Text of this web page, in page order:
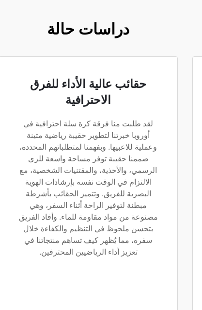
دراسات حالة
حقائب عالية الأداء للفرق
الاحترافية
لقد طلبت منا فرقة كرة سلة احترافية في
أوروبا خبرتنا لتطوير حقيبة رياضية متينة
وعملية للاعبيها. وبفهمنا لمتطلباتهم المحددة،
صممنا حقيبة توفر مساحة واسعة للزي
الرسمي، والأحذية، والمقتنيات الشخصية، مع
الالتزام في الوقت نفسه بإرشادات الهوية
البصرية للفريق. وتتميز الحقائب بأشرطة
مبطنة لتوفير الراحة أثناء السفر، وهي
مصنوعة من مواد مقاومة للماء. وأفاد الفريق
بتحسن ملحوظ في التنظيم والكفاءة خلال
سفره، مما يُظهر كيف تساهم منتجاتنا في
تعزيز أداء الرياضيين المحترفين.